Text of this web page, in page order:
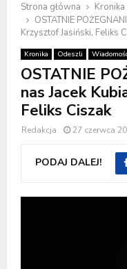
Strona główna Kronika
OSTATNIE
Krzysztof Jasiński, Feliks
Kronika Odeszli
OSTATNIE
nas Jacek
Feliks Ciszak
Redakcja 27 czerwca
PODAJ DALEJ!